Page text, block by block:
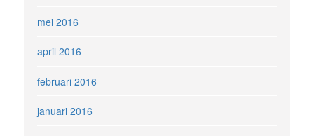
mei 2016
april 2016
februari 2016
januari 2016